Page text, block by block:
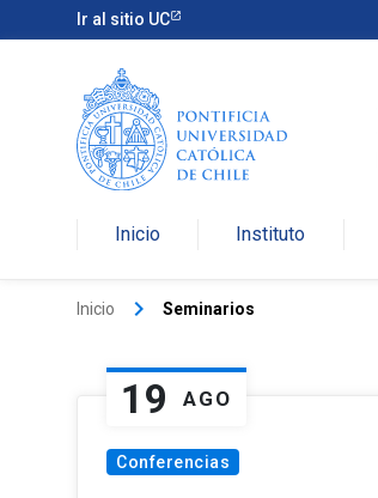
Ir al sitio UC
Inicio Instituto
Inicio keyboard_arrow_right Seminarios
19 AGO
Conferencias